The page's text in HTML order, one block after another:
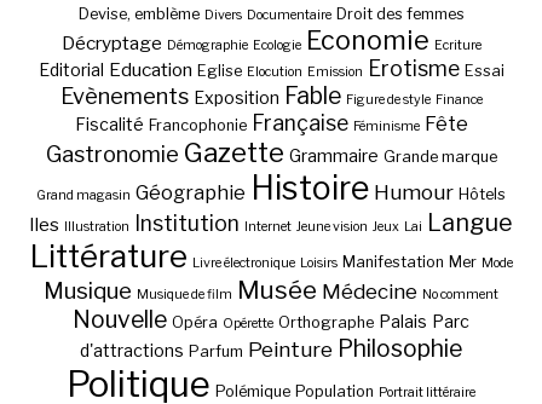
Devise, emblème Divers Documentaire Droit des femmes
Décryptage Démographie Ecologie Economie Ecriture
Editorial Education Eglise Elocution Emission Erotisme Essai
Evènements Exposition Fable Figure de style Finance
Fiscalité Francophonie Française Féminisme Fête
Gastronomie Gazette Grammaire Grande marque
Grand magasin Géographie Histoire Humour Hôtels
Iles Illustration Institution Internet Jeune vision Jeux Lai Langue
Littérature Livre électronique Loisirs Manifestation Mer Mode
Musique Musique de film Musée Médecine No comment
Nouvelle Opéra Opérette Orthographe Palais Parc
d'attractions Parfum Peinture Philosophie
Politique Polémique Population Portrait littéraire